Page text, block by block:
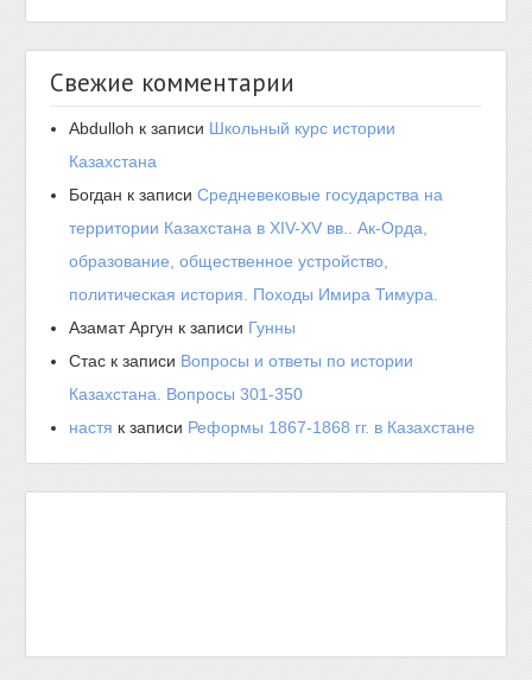
Свежие комментарии
Abdulloh к записи Школьный курс истории
Казахстана
Богдан к записиСредневековые государства на
территории Казахстана в XIV-XV вв.. Ак-Орда,
образование, общественное устройство,
политическая история. Походы Имира Тимура.
Азамат Аргун к записи Гунны
Стас к записи Вопросы и ответы по истории
Казахстана. Вопросы 301-350
настя к записи Реформы 1867-1868 гг. в Казахстане